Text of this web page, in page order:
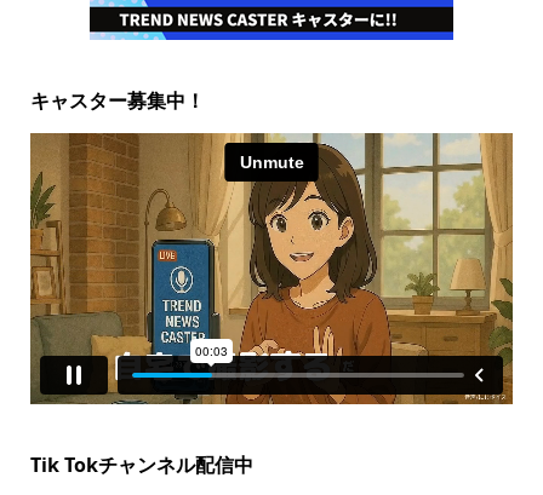
キャスター募集中！
Tik Tokチャンネル配信中